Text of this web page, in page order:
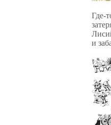
Где-
и